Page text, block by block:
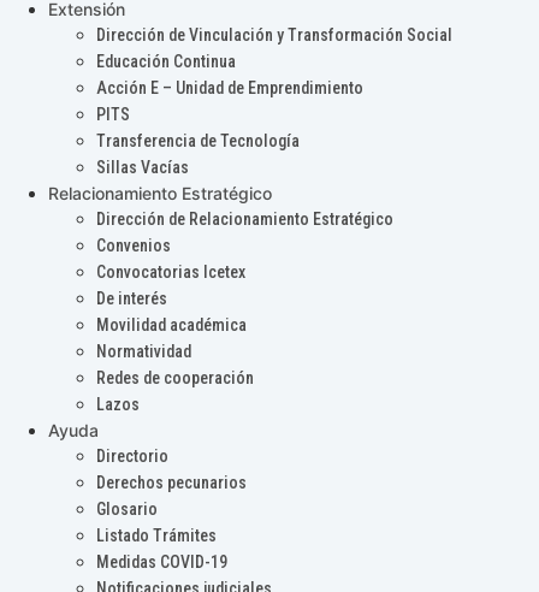
Extensión
Dirección de Vinculación y Transformación Social
Educación Continua
Acción E – Unidad de Emprendimiento
PITS
Transferencia de Tecnología
Sillas Vacías
Relacionamiento Estratégico
Dirección de Relacionamiento Estratégico
Convenios
Convocatorias Icetex
De interés
Movilidad académica
Normatividad
Redes de cooperación
Lazos
Ayuda
Directorio
Derechos pecunarios
Glosario
Listado Trámites
Medidas COVID-19